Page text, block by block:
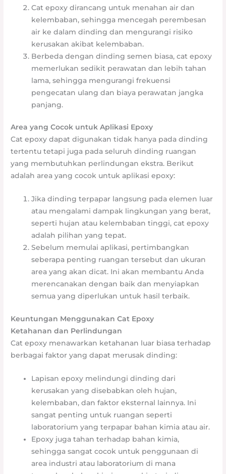
Cat epoxy dirancang untuk menahan air dan
kelembaban, sehingga mencegah perembesan
air ke dalam dinding dan mengurangi risiko
kerusakan akibat kelembaban.
Berbeda dengan dinding semen biasa, cat epoxy
memerlukan sedikit perawatan dan lebih tahan
lama, sehingga mengurangi frekuensi
pengecatan ulang dan biaya perawatan jangka
panjang.
Area yang Cocok untuk Aplikasi Epoxy
Cat epoxy dapat digunakan tidak hanya pada dinding
tertentu tetapi juga pada seluruh dinding ruangan
yang membutuhkan perlindungan ekstra. Berikut
adalah area yang cocok untuk aplikasi epoxy:
Jika dinding terpapar langsung pada elemen luar
atau mengalami dampak lingkungan yang berat,
seperti hujan atau kelembaban tinggi, cat epoxy
adalah pilihan yang tepat.
Sebelum memulai aplikasi, pertimbangkan
seberapa penting ruangan tersebut dan ukuran
area yang akan dicat. Ini akan membantu Anda
merencanakan dengan baik dan menyiapkan
semua yang diperlukan untuk hasil terbaik.
Keuntungan Menggunakan Cat Epoxy
Ketahanan dan Perlindungan
Cat epoxy menawarkan ketahanan luar biasa terhadap
berbagai faktor yang dapat merusak dinding:
Lapisan epoxy melindungi dinding dari
kerusakan yang disebabkan oleh hujan,
kelembaban, dan faktor eksternal lainnya. Ini
sangat penting untuk ruangan seperti
laboratorium yang terpapar bahan kimia atau air.
Epoxy juga tahan terhadap bahan kimia,
sehingga sangat cocok untuk penggunaan di
area industri atau laboratorium di mana